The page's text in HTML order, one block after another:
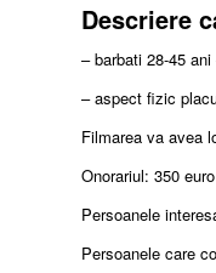
Descriere
– barbati 28-45
– aspect fizic
Filmarea va avea
Onorariul: 350
Persoanele
Persoanele care